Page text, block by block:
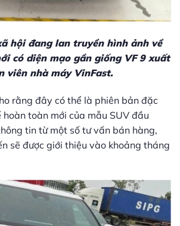
hội đang lan truyền hình ảnh về
có diện mạo gần giống VF 9 xuất
viên nhà máy VinFast.
rằng đây có thể là phiên bản đặc
toàn mới của mẫu SUV đầu
tin từ một số tư vấn bán hàng,
sẽ được giới thiệu vào khoảng tháng